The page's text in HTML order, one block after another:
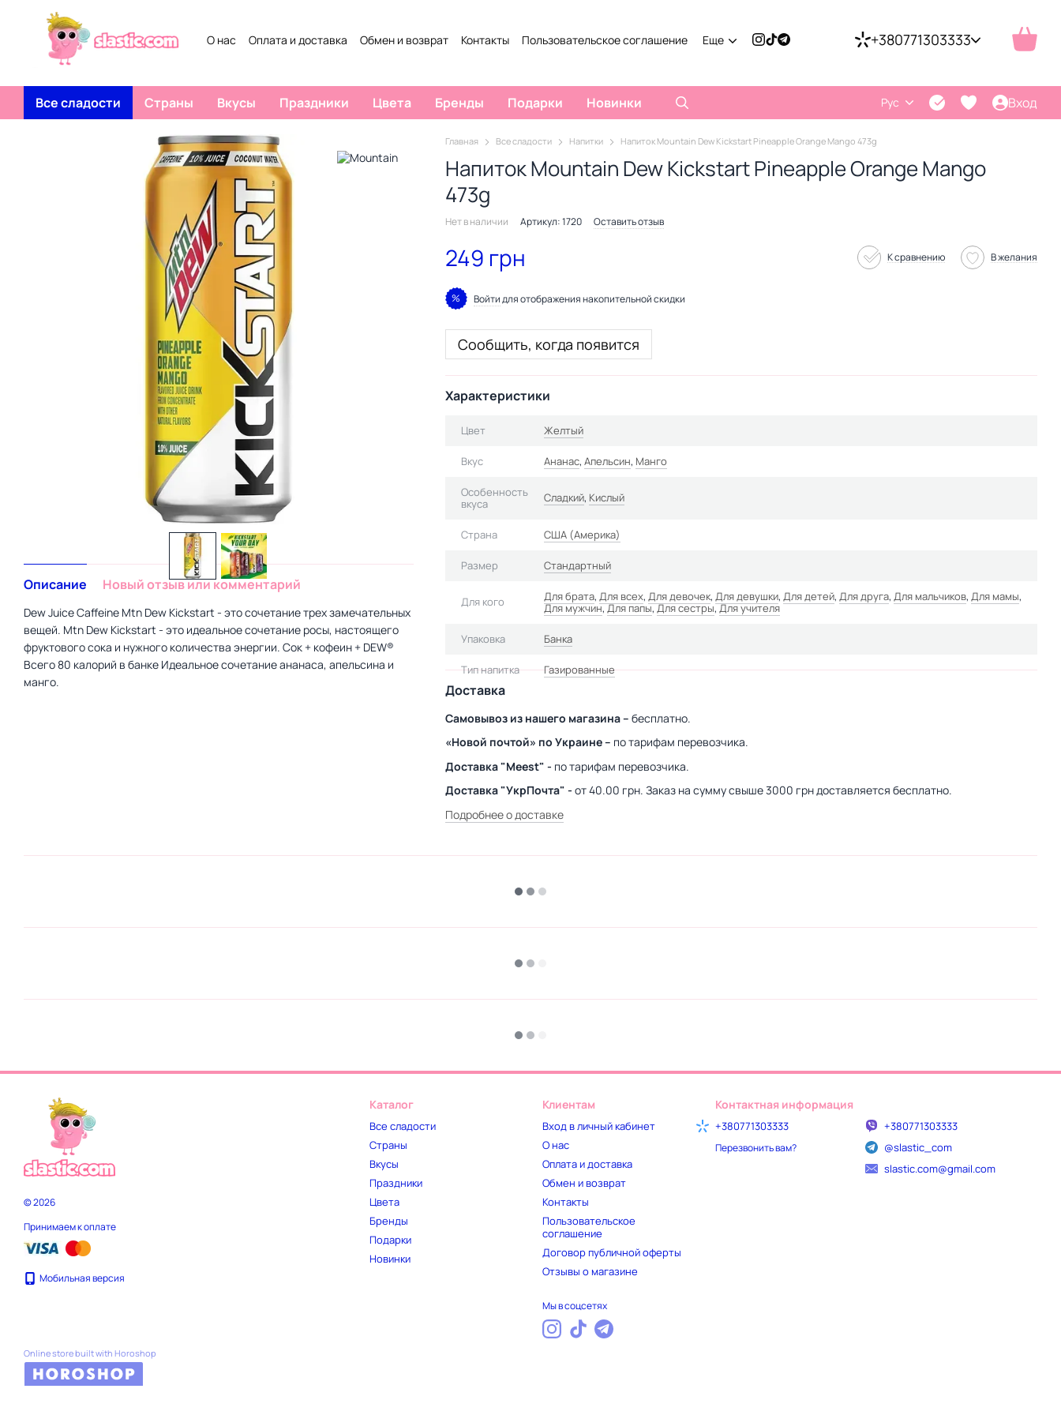
Перейти к основному контенту
О нас
Оплата и доставка Обмен и возврат Контакты Пользовательское соглашение Еще +380771303333
Все сладости Страны Вкусы Праздники Цвета Бренды Подарки Новинки Рус Вход
Описание Новый отзыв или комментарий
Dew Juice Caffeine Mtn Dew Kickstart - это сочетание трех замечательных
вещей. Mtn Dew Kickstart - это идеальное сочетание росы, настоящего
фруктового сока и нужного количества энергии. Сок + кофеин + DEW®
Всего 80 калорий в банке Идеальное сочетание ананаса, апельсина и
манго.
Главная Все сладости Напитки Напиток Mountain Dew Kickstart Pineapple Orange Mango 473g
Напиток Mountain Dew Kickstart Pineapple Orange Mango
473g
Нет в наличии Артикул: 1720 Оставить отзыв
249 грн К сравнению В желания
% Войтидля отображения накопительной скидки
Сообщить, когда появится
Характеристики
Цвет Желтый
Вкус Ананас, Апельсин, Манго
Особенность
вкуса
Сладкий, Кислый
Страна США (Америка)
Размер Стандартный
Для кого Для брата, Для всех, Для девочек, Для девушки, Для детей, Для друга, Для мальчиков, Для мамы,
Для мужчин,Для папы,Для сестры,Для учителя
Упаковка Банка
Тип напитка Газированные
Доставка
Самовывоз из нашего магазина – бесплатно.
«Новой почтой» по Украине – по тарифам перевозчика.
Доставка "Meest" - по тарифам перевозчика.
Доставка "УкрПочта" - от 40.00 грн. Заказ на сумму свыше 3000 грн доставляется бесплатно.
Подробнее о доставке
© 2026
Принимаем к оплате
Мобильная версия
Online store built with Horoshop
Каталог
Все сладости
Страны
Вкусы
Праздники
Цвета
Бренды
Подарки
Новинки
Клиентам
Вход в личный кабинет
О нас
Оплата и доставка
Обмен и возврат
Контакты
Пользовательское
соглашение
Договор публичной оферты
Отзывы о магазине
Мы в соцсетях
Контактная информация
+380771303333
Перезвонить вам?
+380771303333
@slastic_com
slastic.com@gmail.com